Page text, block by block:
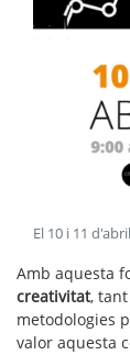
El 10 i 11
Amb aquesta
creativitat,
metodologies
valor aquesta